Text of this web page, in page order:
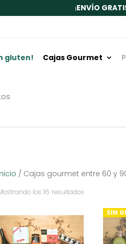
¡ENVÍO
gluten! Cajas Gourmet
y 90€
/ Cajas gourmet entre 60 y
los 16 resultados
popularidad
SIN